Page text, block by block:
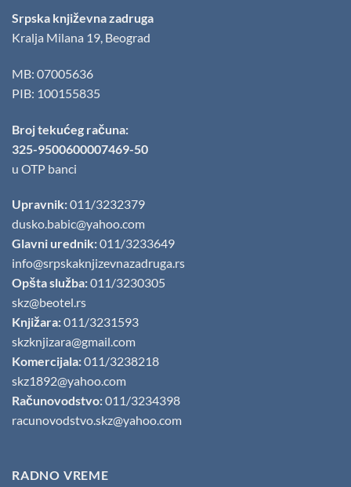
Srpska književna zadruga
Kralja Milana 19, Beograd
MB: 07005636
PIB: 100155835
Broj tekućeg računa:
325-9500600007469-50
u OTP banci
Upravnik:011/3232379
dusko.babic@yahoo.com
Glavni urednik:011/3233649
info@srpskaknjizevnazadruga.rs
Opšta služba:011/3230305
skz@beotel.rs
Knjižara:011/3231593
skzknjizara@gmail.com
Komercijala:011/3238218
skz1892@yahoo.com
Računovodstvo:011/3234398
racunovodstvo.skz@yahoo.com
RADNO VREME